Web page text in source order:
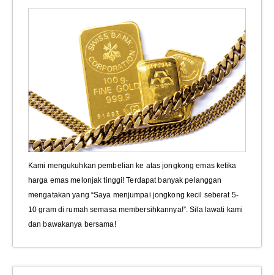
Kami mengukuhkan pembelian ke atas jongkong emas ketika
harga emas melonjak tinggi! Terdapat banyak pelanggan
mengatakan yang “Saya menjumpai jongkong kecil seberat 5-
10 gram di rumah semasa membersihkannya!”. Sila lawati kami
dan bawakanya bersama!